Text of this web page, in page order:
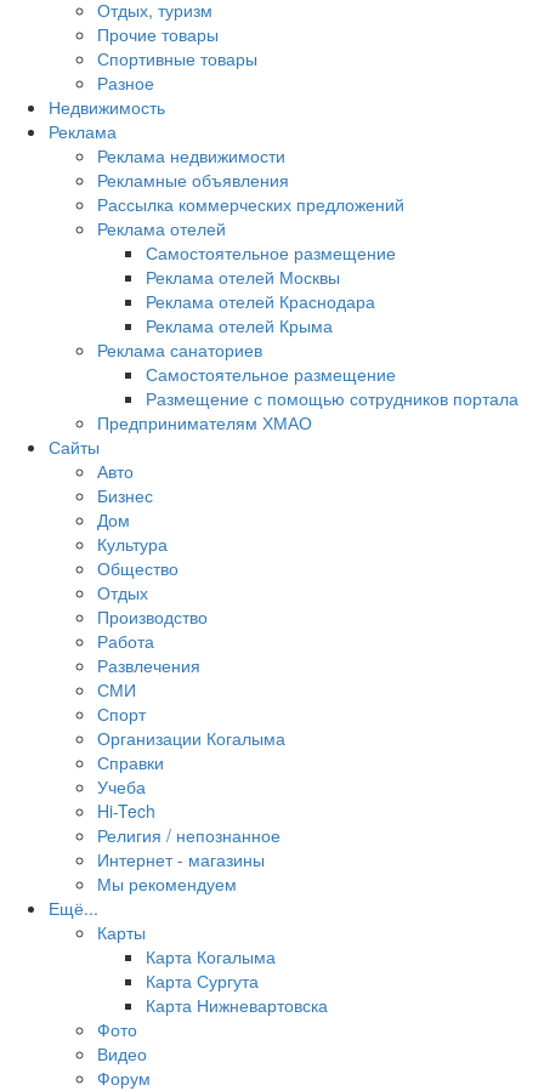
Отдых, туризм
Прочие товары
Спортивные товары
Разное
Недвижимость
Реклама
Реклама недвижимости
Рекламные объявления
Рассылка коммерческих предложений
Реклама отелей
Самостоятельное размещение
Реклама отелей Москвы
Реклама отелей Краснодара
Реклама отелей Крыма
Реклама санаториев
Самостоятельное размещение
Размещение с помощью сотрудников портала
Предпринимателям ХМАО
Сайты
Авто
Бизнес
Дом
Культура
Общество
Отдых
Производство
Работа
Развлечения
СМИ
Спорт
Организации Когалыма
Справки
Учеба
Hi-Tech
Религия / непознанное
Интернет - магазины
Мы рекомендуем
Ещё...
Карты
Карта Когалыма
Карта Сургута
Карта Нижневартовска
Фото
Видео
Форум